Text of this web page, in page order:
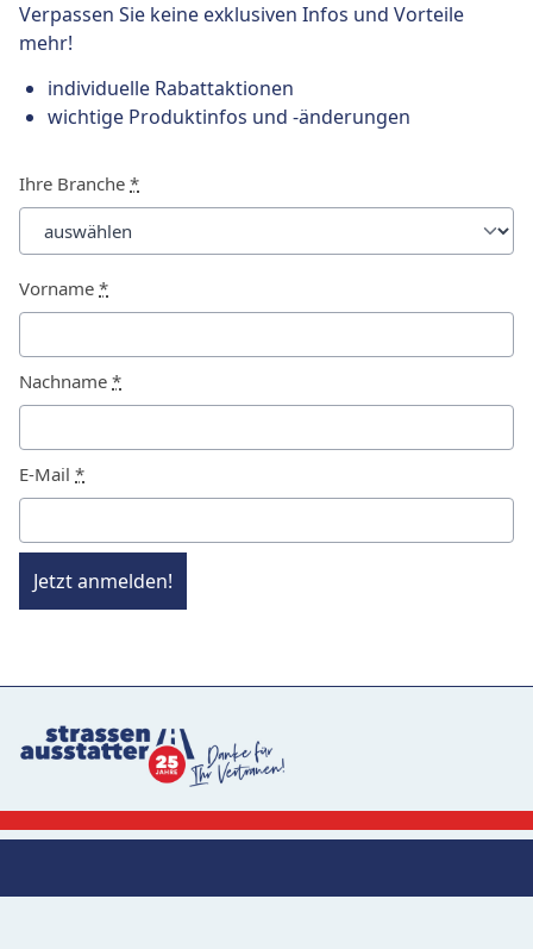
Verpassen Sie keine exklusiven Infos und Vorteile
mehr!
individuelle Rabattaktionen
wichtige Produktinfos und -änderungen
Ihre Branche *
Vorname *
Nachname *
E-Mail *
Jetzt anmelden!